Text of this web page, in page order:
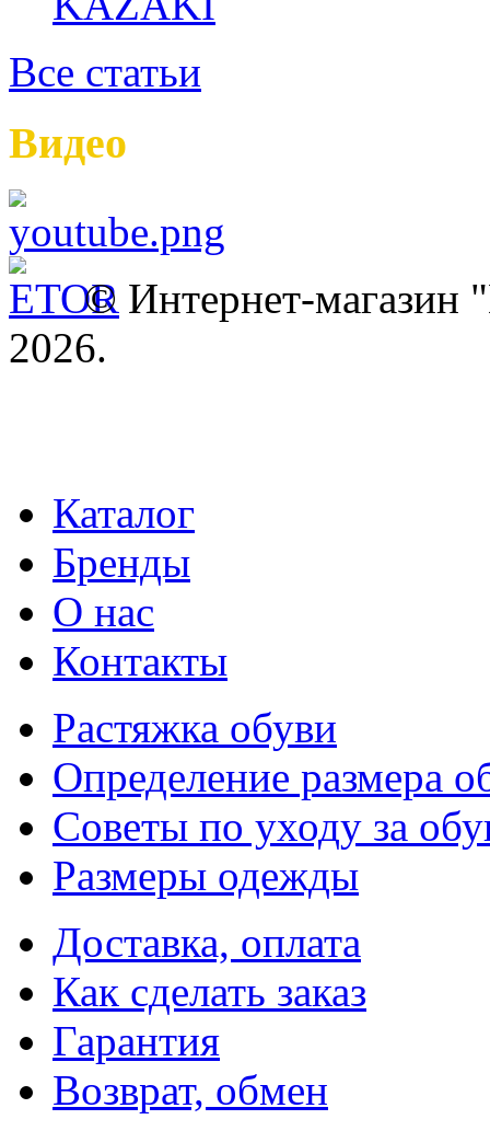
Все статьи
Видео
© Интернет-
2026.
Каталог
Бренды
О нас
Контакты
Растяжка обуви
Определение размера
Советы по уходу за
Размеры одежды
Доставка, оплата
Как сделать заказ
Гарантия
Возврат, обмен